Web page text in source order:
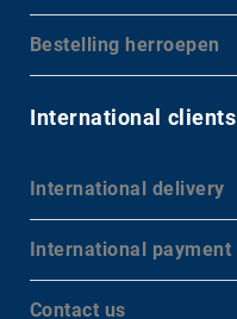
Bestelling herroepen
International clients
International delivery
International payment
Contact us